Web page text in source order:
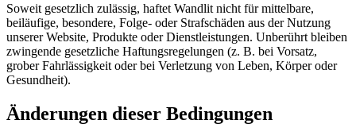
Soweit gesetzlich zulässig, haftet Wandlit nicht für mittelbare,
beiläufige, besondere, Folge- oder Strafschäden aus der Nutzung
unserer Website, Produkte oder Dienstleistungen. Unberührt bleiben
zwingende gesetzliche Haftungsregelungen (z. B. bei Vorsatz,
grober Fahrlässigkeit oder bei Verletzung von Leben, Körper oder
Gesundheit).
Änderungen dieser Bedingungen